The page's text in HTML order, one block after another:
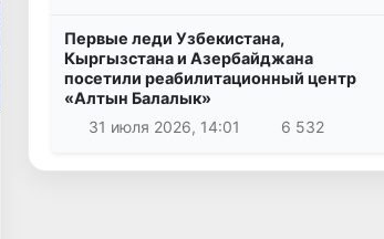
Первые леди Узбекистана,
Кыргызстана и Азербайджана
посетили реабилитационный центр
«Алтын Балалык»
31 июля 2026, 14:01
6 532